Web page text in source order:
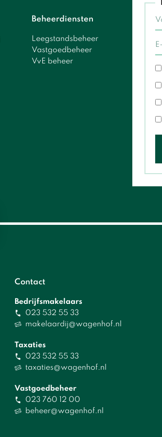
Beheerdiensten
Leegstandsbeheer
Vastgoedbeheer
VvE beheer
Contact
Bedrijfsmakelaars
023 532 55 33
makelaardij@wagenhof.nl
Taxaties
023 532 55 33
taxaties@wagenhof.nl
Vastgoedbeheer
023 760 12 00
beheer@wagenhof.nl